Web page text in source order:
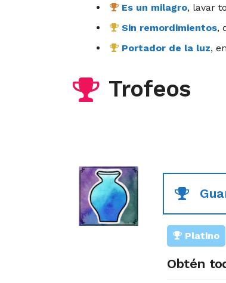
Es un milagro, lavar
Sin remordimientos,
Portador de la luz,
Trofeos
Platino
Obtén